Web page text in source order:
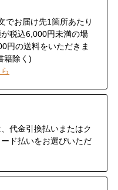
でお届け先1箇所あたり
税込6,000円未満の場
円の送料をいただきま
籍除く)
代金引換払いまたはク
ド払いをお選びいただ